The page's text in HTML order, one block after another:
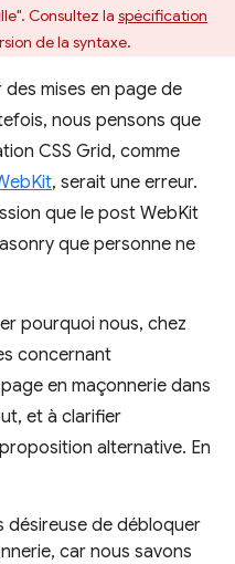
Consultez la spécification
de la syntaxe.
mises en page de
nous pensons que
CSS Grid, comme
, serait une erreur.
que le post WebKit
que personne ne
pourquoi nous, chez
concernant
en maçonnerie dans
et à clarifier
alternative. En
désireuse de débloquer
car nous savons